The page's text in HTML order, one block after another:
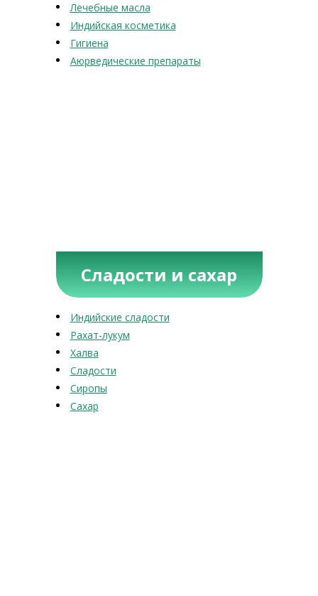
Лечебные масла
Индийская косметика
Гигиена
Аюрведические препараты
Сладости и сахар
Индийские сладости
Рахат-лукум
Халва
Сладости
Сиропы
Сахар